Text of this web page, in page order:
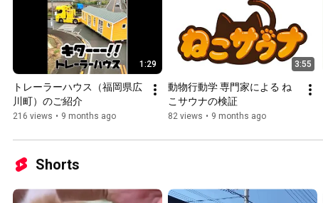
1:29
トレーラーハウス（福岡県広
川町）のご紹介
216 views • 9 months ago
3:55
動物行動学 専門家による ね
こサウナの検証
82 views • 9 months ago
Shorts